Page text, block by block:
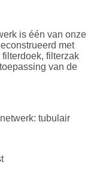
is één van onze
met
filterzak
van de
tubulair